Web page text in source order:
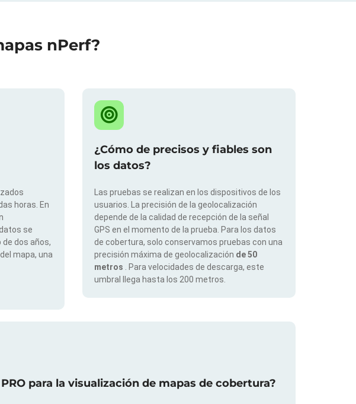
nPerf?
horas. En
datos se
dos años,
mapa, una
¿Cómo de precisos y fiables son
los datos?
Las pruebas se realizan en los dispositivos de los
usuarios. La precisión de la geolocalización
depende de la calidad de recepción de la señal
GPS en el momento de la prueba. Para los datos
de cobertura, solo conservamos pruebas con una
precisión máxima de geolocalización de 50
metros
. Para velocidades de descarga, este
umbral llega hasta los 200 metros.
para la visualización de mapas de cobertura?